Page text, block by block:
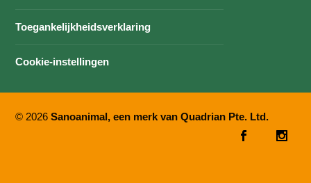
Toegankelijkheidsverklaring
Cookie-instellingen
© 2026Sanoanimal, een merk van Quadrian Pte. Ltd.